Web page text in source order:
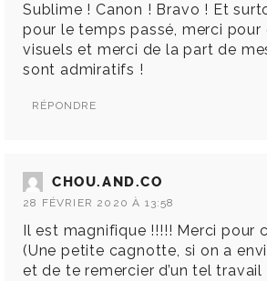
Sublime ! Canon ! Bravo ! Et
pour le temps passé, merci pour
visuels et merci de la part de
sont admiratifs !
RÉPONDRE
CHOU.AND.CO
28 FÉVRIER 2020 À 13:58
Il est magnifique !!!!! Merci pour
(Une petite cagnotte, si on a
et de te remercier d’un tel travail